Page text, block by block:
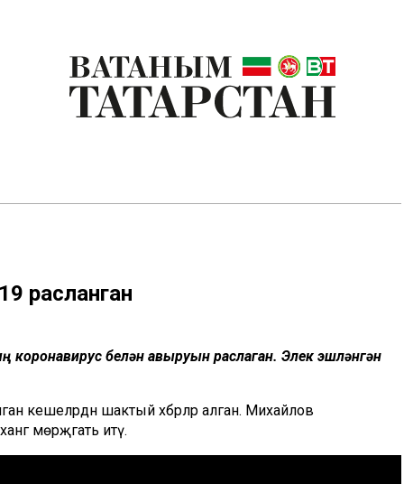
расланган
коронавирус белән авыруын раслаган. Элек эшләнгән
кешеләрдән шактый хәбәрләр алган. Михайлов
мөрәҗәгать итү.